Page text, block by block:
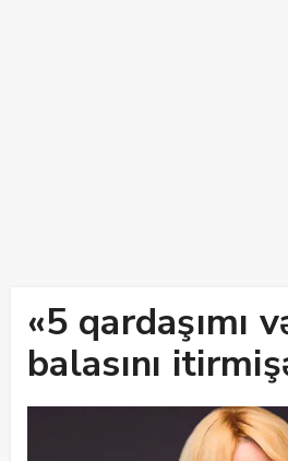
«5 qardaşımı
balasını